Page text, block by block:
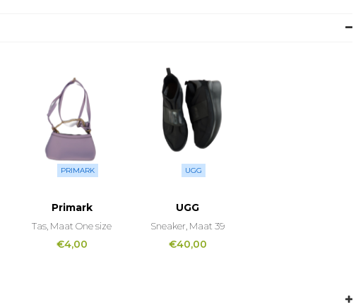
PRIMARK
Primark
Tas, Maat One size
€4,00
UGG
UGG
Sneaker, Maat 39
€40,00